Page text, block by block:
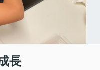
長